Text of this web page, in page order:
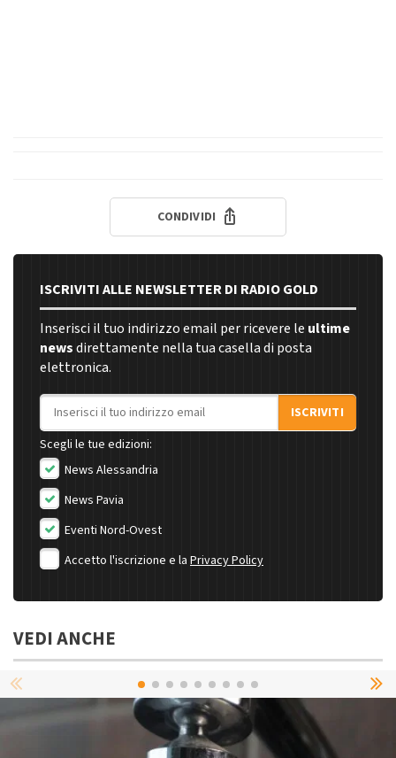
CONDIVIDI
ISCRIVITI ALLE NEWSLETTER DI RADIO GOLD
Inserisci il tuo indirizzo email per ricevere le ultime
newsdirettamente nella tua casella di posta
elettronica.
Indirizzo email
ISCRIVITI
Scegli le tue edizioni:
News Alessandria
News Pavia
Eventi Nord-Ovest
Accetto l'iscrizione e la Privacy Policy
VEDI ANCHE